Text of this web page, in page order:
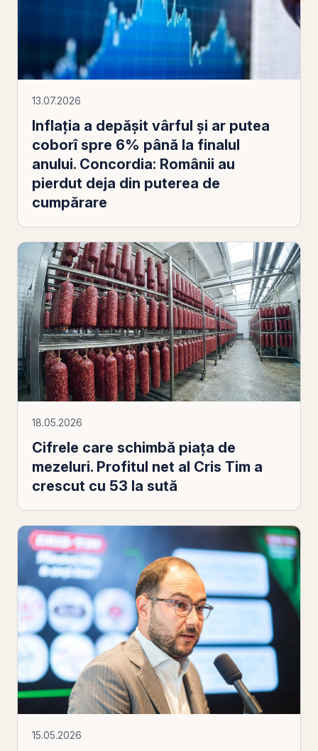
13.07.2026
Inflația a depășit vârful și ar putea
coborî spre 6% până la finalul
anului. Concordia: Românii au
pierdut deja din puterea de
cumpărare
18.05.2026
Cifrele care schimbă piața de
mezeluri. Profitul net al Cris Tim a
crescut cu 53 la sută
15.05.2026